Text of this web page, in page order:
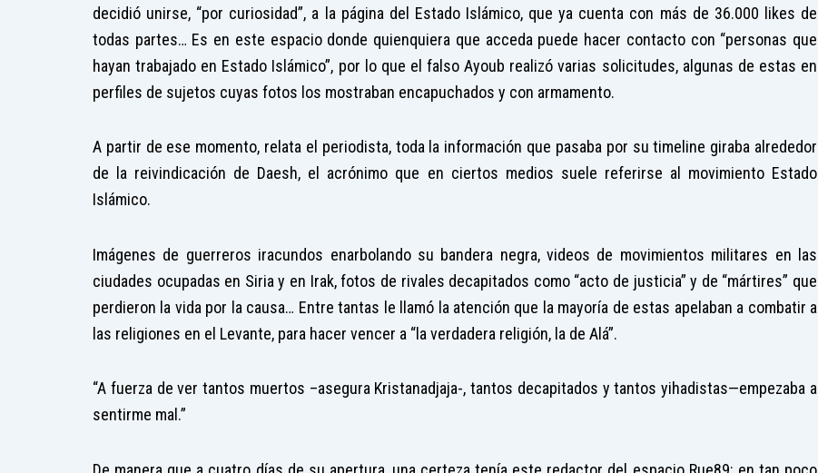
decidió unirse, “por curiosidad”, a la página del Estado Islámico, que ya cuenta con más de 36.000 likes de
todas partes… Es en este espacio donde quienquiera que acceda puede hacer contacto con “personas que
hayan trabajado en Estado Islámico”, por lo que el falso Ayoub realizó varias solicitudes, algunas de estas en
perfiles de sujetos cuyas fotos los mostraban encapuchados y con armamento.
A partir de ese momento, relata el periodista, toda la información que pasaba por su timeline giraba alrededor
de la reivindicación de Daesh, el acrónimo que en ciertos medios suele referirse al movimiento Estado
Islámico.
Imágenes de guerreros iracundos enarbolando su bandera negra, videos de movimientos militares en las
ciudades ocupadas en Siria y en Irak, fotos de rivales decapitados como “acto de justicia” y de “mártires” que
perdieron la vida por la causa… Entre tantas le llamó la atención que la mayoría de estas apelaban a combatir a
las religiones en el Levante, para hacer vencer a “la verdadera religión, la de Alá”.
“A fuerza de ver tantos muertos –asegura Kristanadjaja-, tantos decapitados y tantos yihadistas—empezaba a
sentirme mal.”